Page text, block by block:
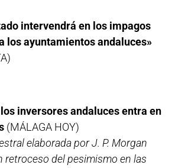
intervendrá en los impagos
los ayuntamientos andaluces»
inversores andaluces entra en
(MÁLAGA HOY)
elaborada por J. P. Morgan
retroceso del pesimismo en las